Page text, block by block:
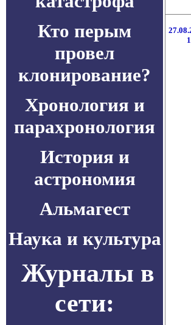
Кто перым
провел
клонирование?
Хронология и
парахронология
История и
астрономия
Альмагест
Наука и культура
Журналы в
сети: